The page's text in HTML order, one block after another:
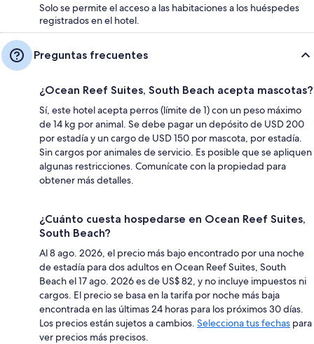
Solo se permite el acceso a las habitaciones a los huéspedes
registrados en el hotel.
Preguntas frecuentes
¿Ocean Reef Suites, South Beach acepta mascotas?
Sí, este hotel acepta perros (límite de 1) con un peso máximo
de 14 kg por animal. Se debe pagar un depósito de USD 200
por estadía y un cargo de USD 150 por mascota, por estadía.
Sin cargos por animales de servicio. Es posible que se apliquen
algunas restricciones. Comunícate con la propiedad para
obtener más detalles.
¿Cuánto cuesta hospedarse en Ocean Reef Suites,
South Beach?
Al 8 ago. 2026, el precio más bajo encontrado por una noche
de estadía para dos adultos en Ocean Reef Suites, South
Beach el 17 ago. 2026 es de US$ 82, y no incluye impuestos ni
cargos. El precio se basa en la tarifa por noche más baja
encontrada en las últimas 24 horas para los próximos 30 días.
Los precios están sujetos a cambios. Selecciona tus fechas para
ver precios más precisos.